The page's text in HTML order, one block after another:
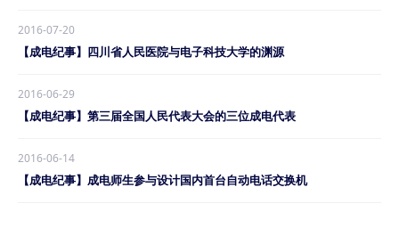
2016-07-20
【成电纪事】四川省人民医院与电子科技大学的渊源
2016-06-29
【成电纪事】第三届全国人民代表大会的三位成电代表
2016-06-14
【成电纪事】成电师生参与设计国内首台自动电话交换机